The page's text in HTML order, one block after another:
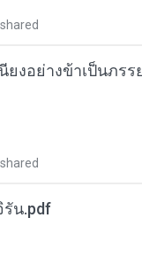
ยงอย่างข้าเป็นภร
รัน.pdf